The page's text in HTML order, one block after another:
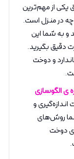
یکی از مهم‌ترین
در منزل است.
و به شما این
دقیق بگیرید.
و دوخت
ی الگوسازی
اندازه‌گیری و
روش‌های
دوخت